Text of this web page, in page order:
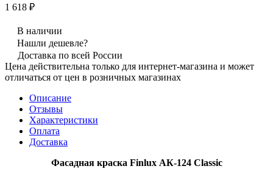
1 618 ₽
В наличии
Нашли дешевле?
Доставка по всей России
Цена действительна только для интернет-магазина и может
отличаться от цен в розничных магазинах
Описание
Отзывы
Характеристики
Оплата
Доставка
Фасадная краска Finlux АК-124 Classic